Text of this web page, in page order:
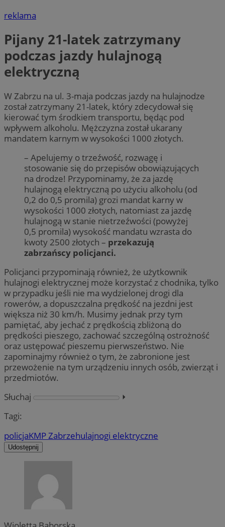
reklama
Pijany 21-latek zatrzymany
podczas jazdy hulajnogą
elektryczną
W Zabrzu na ul. 3-maja podczas jazdy na hulajnodze
został zatrzymany 21-latek, który zdecydował się
kierować tym środkiem transportu, będąc pod
wpływem alkoholu. Mężczyzna został ukarany
mandatem karnym w wysokości 1000 złotych.
– Apelujemy o trzeźwość, rozwagę i
stosowanie się do przepisów obowiązujących
na drodze! Przypominamy, że za jazdę
hulajnogą elektryczną po użyciu alkoholu (od
0,2 do 0,5 promila) grozi mandat karny w
wysokości 1000 złotych, natomiast za jazdę
hulajnogą w stanie nietrzeźwości (powyżej
0,5 promila) wysokość mandatu wzrasta do
kwoty 2500 złotych – przekazują
zabrzańscy policjanci.
Policjanci przypominają również, że użytkownik
hulajnogi elektrycznej może korzystać z chodnika, tylko
w przypadku jeśli nie ma wydzielonej drogi dla
rowerów, a dopuszczalna prędkość na jezdni jest
większa niż 30 km/h. Musimy jednak przy tym
pamiętać, aby jechać z prędkością zbliżoną do
prędkości pieszego, zachować szczególną ostrożność
oraz ustępować pieszemu pierwszeństwo. Nie
zapominajmy również o tym, że zabronione jest
przewożenie na tym urządzeniu innych osób, zwierząt i
przedmiotów.
Słuchaj
⏵︎
Tagi:
policjaKMP Zabrzehulajnogi elektryczne
Udostępnij